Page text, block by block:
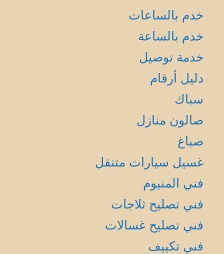
خدم بالساعات
خدم بالساعة
خدمة توصيل
دليل أرقام
سباك
صالون منازل
صباغ
غسيل سيارات متنقل
فني المنيوم
فني تصليح ثلاجات
فني تصليح غسالات
فني تكييف